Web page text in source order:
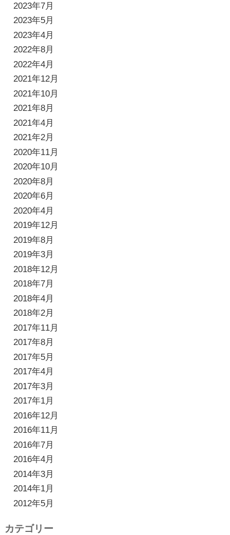
2023年7月
2023年5月
2023年4月
2022年8月
2022年4月
2021年12月
2021年10月
2021年8月
2021年4月
2021年2月
2020年11月
2020年10月
2020年8月
2020年6月
2020年4月
2019年12月
2019年8月
2019年3月
2018年12月
2018年7月
2018年4月
2018年2月
2017年11月
2017年8月
2017年5月
2017年4月
2017年3月
2017年1月
2016年12月
2016年11月
2016年7月
2016年4月
2014年3月
2014年1月
2012年5月
カテゴリー